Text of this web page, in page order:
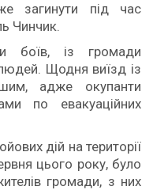
загинути під час
Чинчик.
боїв, із громади
Щодня виїзд із
адже окупанти
по евакуаційних
дій на території
цього року, було
громади, з них